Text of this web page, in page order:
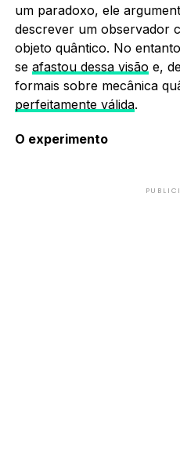
um paradoxo, ele
descrever um observador
objeto quântico. No
se afastou dessa visão e,
formais sobre mecânica
perfeitamente válida.
O experimento